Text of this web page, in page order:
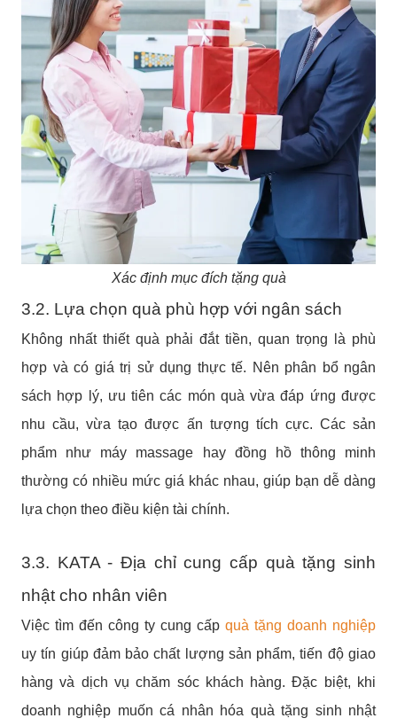
Xác định mục đích tặng quà
3.2. Lựa chọn quà phù hợp với ngân sách
Không nhất thiết quà phải đắt tiền, quan trọng là phù
hợp và có giá trị sử dụng thực tế. Nên phân bổ ngân
sách hợp lý, ưu tiên các món quà vừa đáp ứng được
nhu cầu, vừa tạo được ấn tượng tích cực. Các sản
phẩm như máy massage hay đồng hồ thông minh
thường có nhiều mức giá khác nhau, giúp bạn dễ dàng
lựa chọn theo điều kiện tài chính.
3.3. KATA - Địa chỉ cung cấp quà tặng sinh
nhật cho nhân viên
Việc tìm đến công ty cung cấp quà tặng doanh nghiệp
uy tín giúp đảm bảo chất lượng sản phẩm, tiến độ giao
hàng và dịch vụ chăm sóc khách hàng. Đặc biệt, khi
doanh nghiệp muốn cá nhân hóa quà tặng sinh nhật